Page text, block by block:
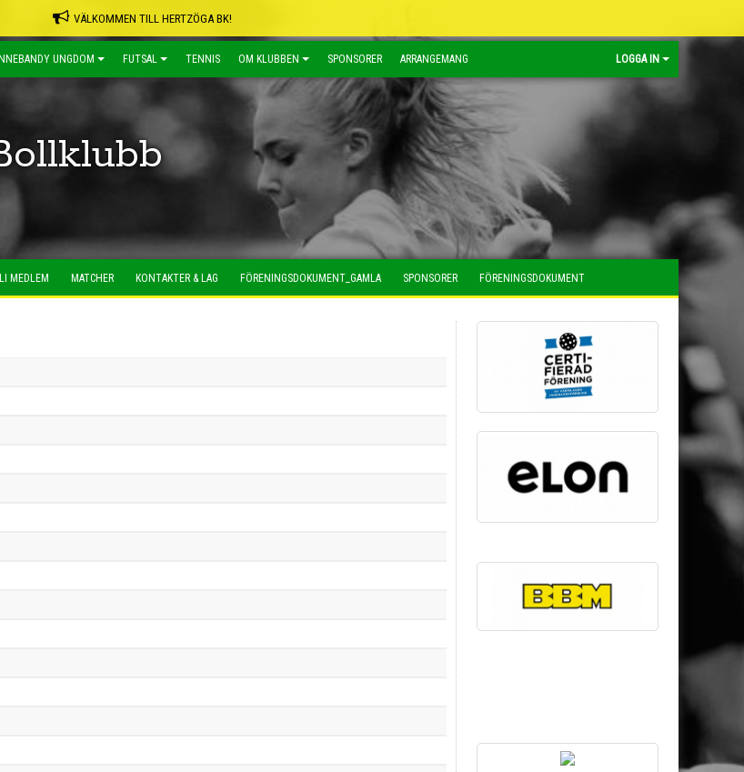
VÄLKOMMEN TILL HERTZÖGA BK!
INNEBANDY UNGDOM FUTSAL TENNIS OM KLUBBEN SPONSORER ARRANGEMANG LOGGA IN
MEDLEM MATCHER KONTAKTER & LAG FÖRENINGSDOKUMENT_GAMLA SPONSORER FÖRENINGSDOKUMENT